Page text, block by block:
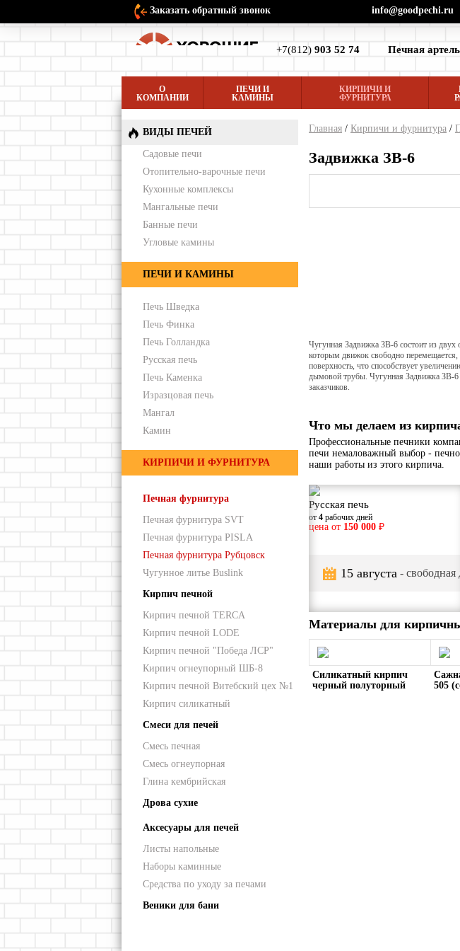
Заказать обратный звонок info@goodpechi.ru
+7(812) 903 52 74 Печная артель
О
КОМПАНИИ
ПЕЧИ И
КАМИНЫ
КИРПИЧИ И
ФУРНИТУРА
Главная / Кирпичи и фурнитура /
Задвижка ЗВ-6
Чугунная Задвижка ЗВ-6 состоит из
которым движок свободно
поверхность, что способствует
дымовой трубы. Чугунная Задвижка ЗВ-6
заказчиков.
Что мы делаем из
Профессиональные печники
печи немаловажный выбор -
наши работы из этого кирпича.
Русская печь
от 4 рабочих дней
цена от 150 000 ₽
15 августа - свободная
Материалы для
Силикатный кирпич
черный полуторный
505
ВИДЫ ПЕЧЕЙ
Садовые печи
Отопительно-варочные печи
Кухонные комплексы
Мангальные печи
Банные печи
Угловые камины
ПЕЧИ И КАМИНЫ
Печь Шведка
Печь Финка
Печь Голландка
Русская печь
Печь Каменка
Изразцовая печь
Мангал
Камин
КИРПИЧИ И ФУРНИТУРА
Печная фурнитура
Печная фурнитура SVT
Печная фурнитура PISLA
Печная фурнитура Рубцовск
Чугунное литье Buslink
Кирпич печной
Кирпич печной TERCA
Кирпич печной LODE
Кирпич печной "Победа ЛСР"
Кирпич огнеупорный ШБ-8
Кирпич печной Витебский цех №1
Кирпич силикатный
Смеси для печей
Смесь печная
Смесь огнеупорная
Глина кембрийская
Дрова сухие
Аксесуары для печей
Листы напольные
Наборы каминные
Средства по уходу за печами
Веники для бани